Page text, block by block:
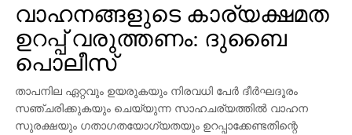
വാഹനങ്ങളുടെ കാര്യക്ഷമത
ഉറപ്പ് വരുത്തണം: ദുബൈ
പൊലീസ്
താപനില ഏറ്റവും ഉയരുകയും നിരവധി പേര്‍ ദീര്‍ഘദൂരം
സഞ്ചരിക്കുകയും ചെയ്യുന്ന സാഹചര്യത്തില്‍ വാഹന
സുരക്ഷയും ഗതാഗതയോഗ്യതയും ഉറപ്പാക്കേണ്ടതിന്റെ